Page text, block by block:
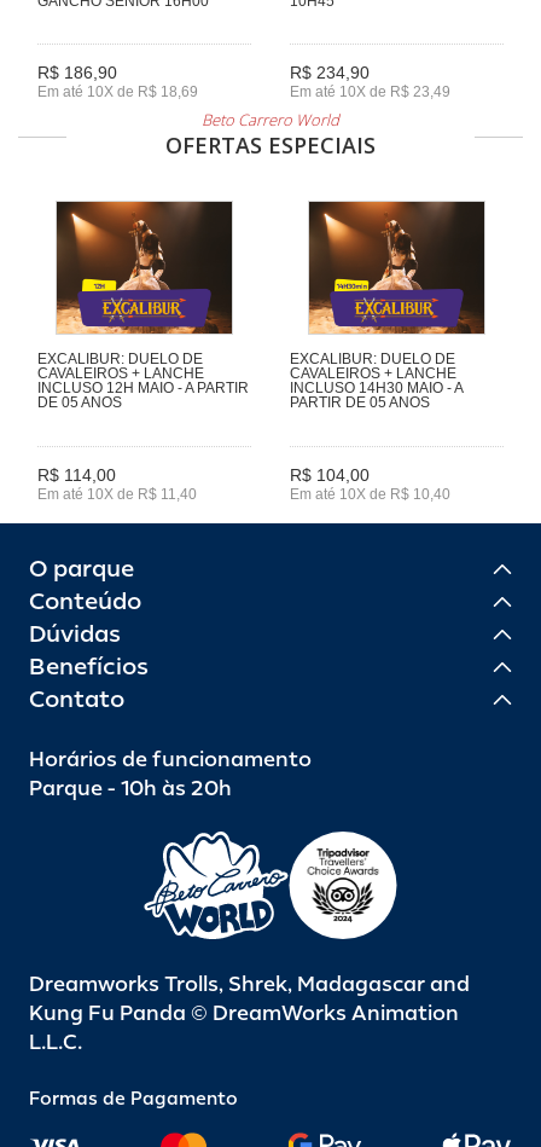
R$ 186,90
Em até 10X de R$ 18,69
R$ 234,90
Em até 10X de R$ 23,49
Beto Carrero World
OFERTAS ESPECIAIS
EXCALIBUR: DUELO DE
CAVALEIROS + LANCHE
INCLUSO 12H MAIO - A PARTIR
DE 05 ANOS
R$ 114,00
Em até 10X de R$ 11,40
EXCALIBUR: DUELO DE
CAVALEIROS + LANCHE
INCLUSO 14H30 MAIO - A
PARTIR DE 05 ANOS
R$ 104,00
Em até 10X de R$ 10,40
O parque
Conteúdo
Dúvidas
Benefícios
Contato
Horários de funcionamento
Parque - 10h às 20h
Dreamworks Trolls, Shrek, Madagascar and
Kung Fu Panda © DreamWorks Animation
L.L.C.
Formas de Pagamento